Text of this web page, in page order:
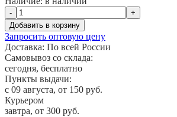
-
+
Добавить в корзину
Запросить оптовую цену
Доставка: По всей России
Самовывоз со склада:
сегодня, бесплатно
Пункты выдачи:
c 09 августа, от 150 руб.
Курьером
завтра, от 300 руб.